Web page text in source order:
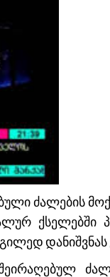
ძალების
ქსელებში
დანიშვნას